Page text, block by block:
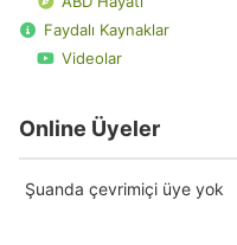
Faydalı Kaynaklar
Videolar
Online Üyeler
Şuanda çevrimiçi üye yok